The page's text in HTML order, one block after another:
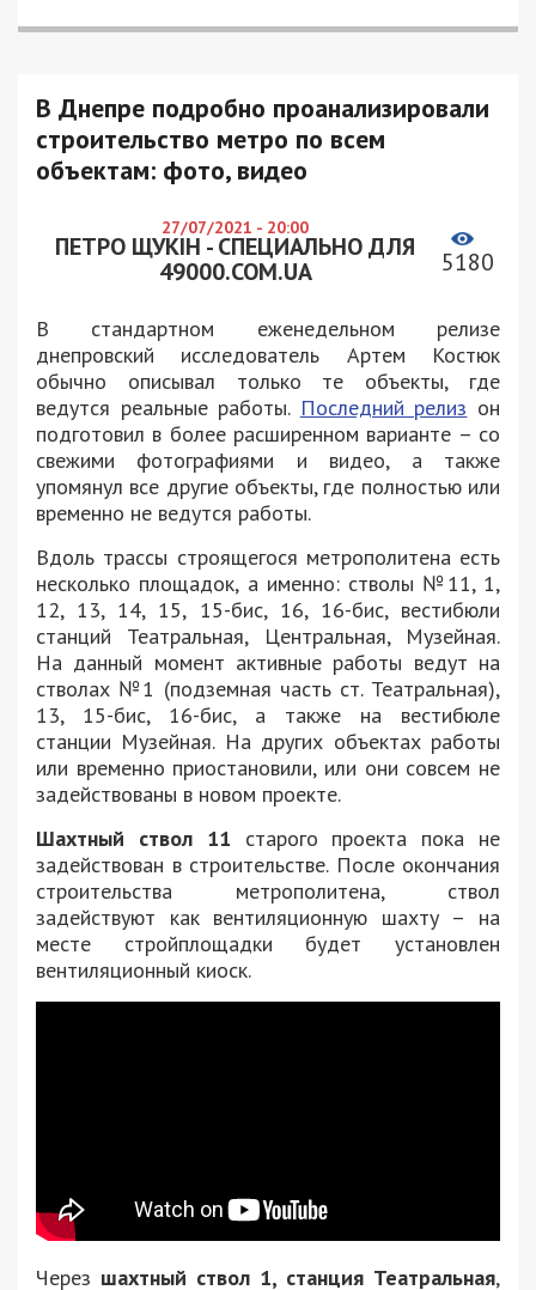
В Днепре подробно проанализировали
строительство метро по всем
объектам: фото, видео
27/07/2021 - 20:00
ПЕТРО ЩУКІН - СПЕЦИАЛЬНО ДЛЯ
49000.COM.UA
5180
В стандартном еженедельном релизе
днепровский исследователь Артем Костюк
обычно описывал только те объекты, где
ведутся реальные работы. Последний релиз он
подготовил в более расширенном варианте – со
свежими фотографиями и видео, а также
упомянул все другие объекты, где полностью или
временно не ведутся работы.
Вдоль трассы строящегося метрополитена есть
несколько площадок, а именно: стволы №11, 1,
12, 13, 14, 15, 15-бис, 16, 16-бис, вестибюли
станций Театральная, Центральная, Музейная.
На данный момент активные работы ведут на
стволах №1 (подземная часть ст. Театральная),
13, 15-бис, 16-бис, а также на вестибюле
станции Музейная. На других объектах работы
или временно приостановили, или они совсем не
задействованы в новом проекте.
Шахтный ствол 11 старого проекта пока не
задействован в строительстве. После окончания
строительства метрополитена, ствол
задействуют как вентиляционную шахту – на
месте стройплощадки будет установлен
вентиляционный киоск.
Через шахтный ствол 1, станция Театральная,